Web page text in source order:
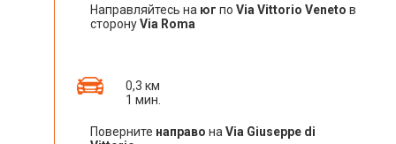
Направляйтесь на юг по Via Vittorio Veneto в
сторонуVia Roma
0,3 км
1 мин.
Поверните направо на Via Giuseppe di